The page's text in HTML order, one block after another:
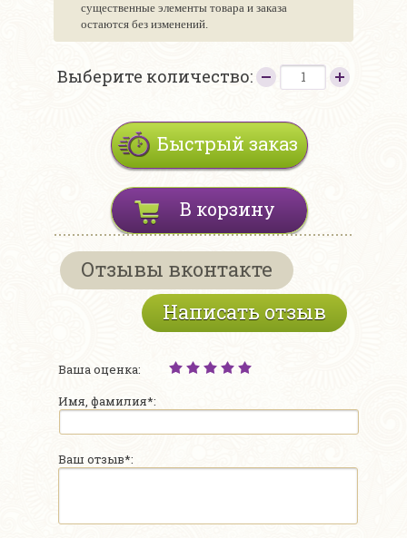
существенные элементы товара и заказа
остаются без изменений.
Выберите количество:
Быстрый заказ
В корзину
Отзывы вконтакте
Написать отзыв
Ваша оценка:
Имя, фамилия*:
Ваш отзыв*: